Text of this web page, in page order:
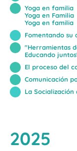
Yoga en familia
Yoga en Familia
Yoga en familia
Fomentando su
"Herramientas
Educando
El proceso del
Comunicación
La
2025